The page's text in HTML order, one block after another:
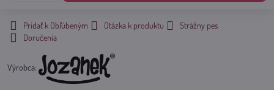
Pridať k Obľúbeným Otázka k produktu
Strážny pes
Doručenia
Výrobca: